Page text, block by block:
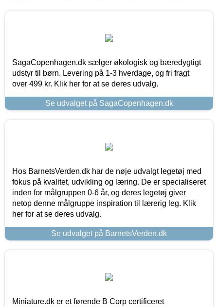
SagaCopenhagen.dk sælger økologisk og bæredygtigt
udstyr til børn. Levering på 1-3 hverdage, og fri fragt
over 499 kr. Klik her for at se deres udvalg.
Se udvalget på SagaCopenhagen.dk
Hos BarnetsVerden.dk har de nøje udvalgt legetøj med
fokus på kvalitet, udvikling og læring. De er specialiseret
inden for målgruppen 0-6 år, og deres legetøj giver
netop denne målgruppe inspiration til lærerig leg. Klik
her for at se deres udvalg.
Se udvalget på BarnetsVerden.dk
Miniature.dk er et førende B Corp certificeret